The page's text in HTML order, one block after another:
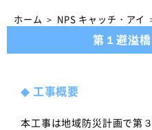
ホーム ＞ NPS キャッチ・アイ
第１避溢橋
◆工事概要
本工事は地域防災計画で第